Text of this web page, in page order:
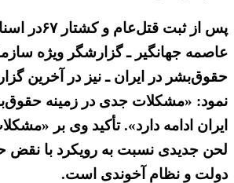
پس از ثبت
عاصمه جهانگیر ـ گزارشگر ویژه
حقوق‌بشر در ایران ـ نیز در آخرین
نمود: «مشکلات جدی در زمینه
ایران ادامه دارد». تأکید وی بر
لحن جدیدی نسبت به رویکرد با
دولت و نظام آخوندی است.